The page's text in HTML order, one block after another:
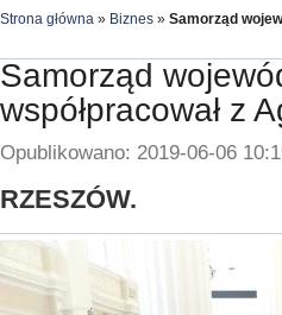
Strona główna » Biznes » Samorząd
Samorząd
współpracował z
Opublikowano: 2019-06-06
RZESZÓW.